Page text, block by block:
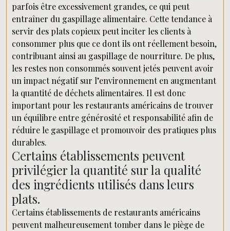
parfois être excessivement grandes, ce qui peut
entraîner du gaspillage alimentaire. Cette tendance à
servir des plats copieux peut inciter les clients à
consommer plus que ce dont ils ont réellement besoin,
contribuant ainsi au gaspillage de nourriture. De plus,
les restes non consommés souvent jetés peuvent avoir
un impact négatif sur l’environnement en augmentant
la quantité de déchets alimentaires. Il est donc
important pour les restaurants américains de trouver
un équilibre entre générosité et responsabilité afin de
réduire le gaspillage et promouvoir des pratiques plus
durables.
Certains établissements peuvent
privilégier la quantité sur la qualité
des ingrédients utilisés dans leurs
plats.
Certains établissements de restaurants américains
peuvent malheureusement tomber dans le piège de